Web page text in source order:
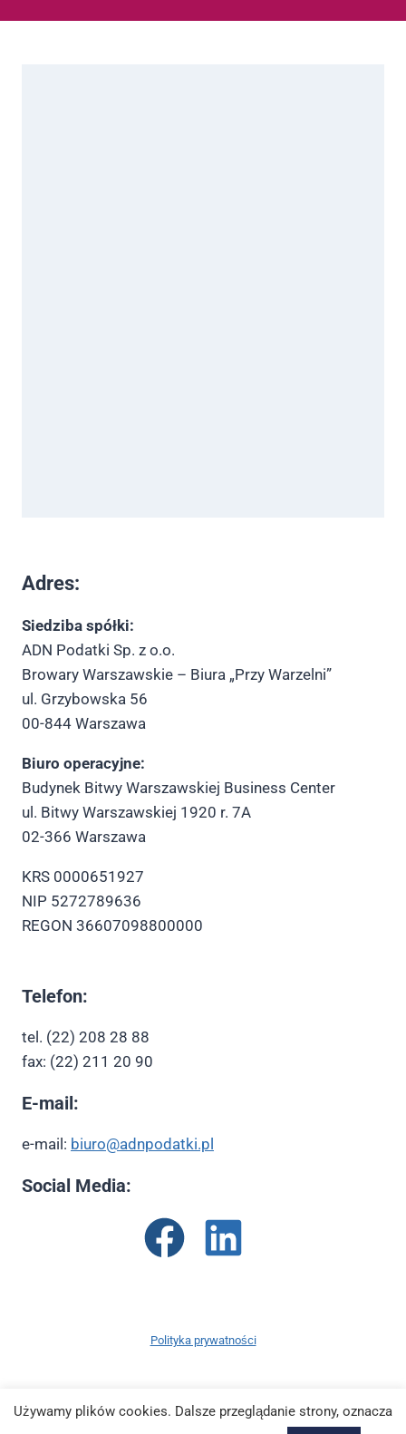
Adres:
Siedziba spółki:
ADN Podatki Sp. z o.o.
Browary Warszawskie – Biura „Przy Warzelni”
ul. Grzybowska 56
00-844 Warszawa
Biuro operacyjne:
Budynek Bitwy Warszawskiej Business Center
ul. Bitwy Warszawskiej 1920 r. 7A
02-366 Warszawa
KRS 0000651927
NIP 5272789636
REGON 36607098800000
Telefon:
tel. (22) 208 28 88
fax: (22) 211 20 90
E-mail:
e-mail: biuro@adnpodatki.pl
Social Media:
Polityka prywatności
Używamy plików cookies. Dalsze przeglądanie strony, oznacza